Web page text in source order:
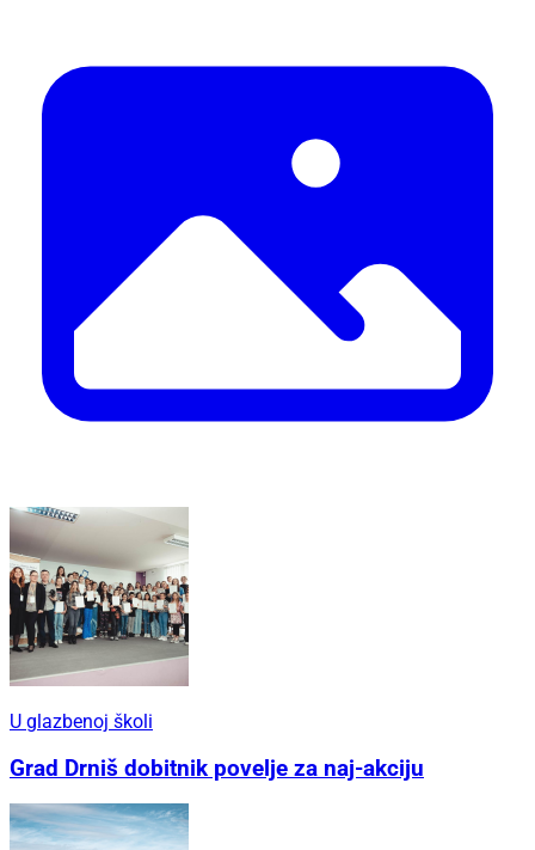
U glazbenoj školi
Grad Drniš dobitnik povelje za naj-akciju